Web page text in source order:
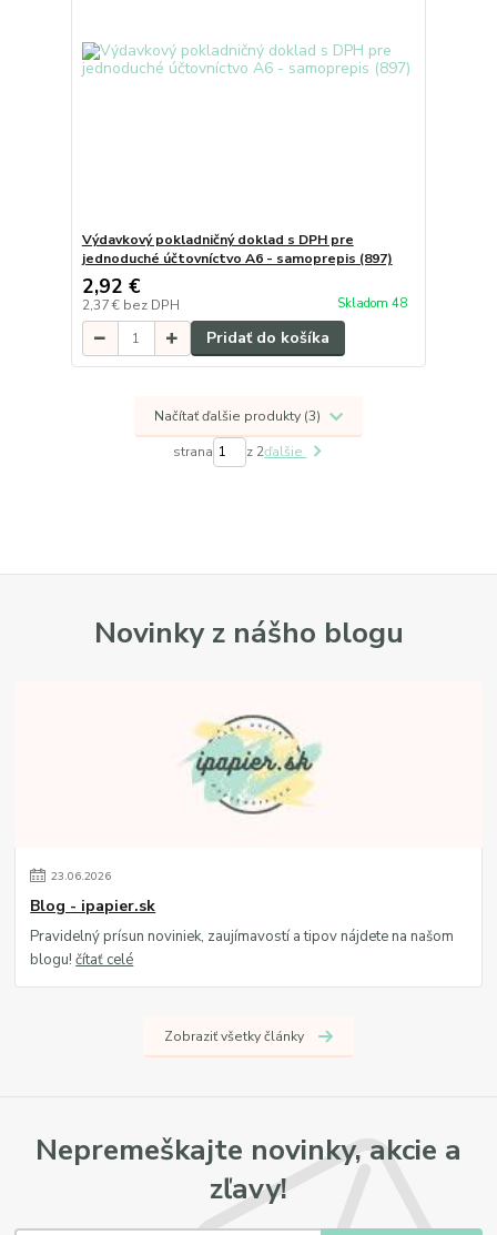
Výdavkový pokladničný doklad s DPH pre
jednoduché účtovníctvo A6 - samoprepis (897)
2,92 €
2,37 € bez DPH Skladom 48
Pridať do košíka
Načítať ďalšie produkty (3)
strana z 2ďalšie
Novinky z nášho blogu
23.06.2026
Blog - ipapier.sk
Pravidelný prísun noviniek, zaujímavostí a tipov nájdete na našom
blogu!čítať celé
Zobraziť všetky články
Nepremeškajte novinky, akcie a
zľavy!